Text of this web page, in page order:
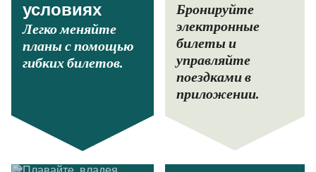
условиях
Легко меняйте
планы с помощью
гибких билетов.
Бронируйте
электронные
билеты и
управляйте
поездками в
приложении.